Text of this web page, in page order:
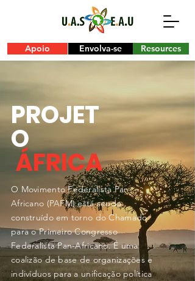
Apoio Envolva-se Resources
PROJET
O
ÁFRICA
O Movimento Federalista Pan-
Africano (PAFM) está sendo
construído em torno do Chamado
para o Primeiro Congresso
Federalista Pan-Africano. É uma
coalizão de base de organizações e
indivíduos para a unificação política